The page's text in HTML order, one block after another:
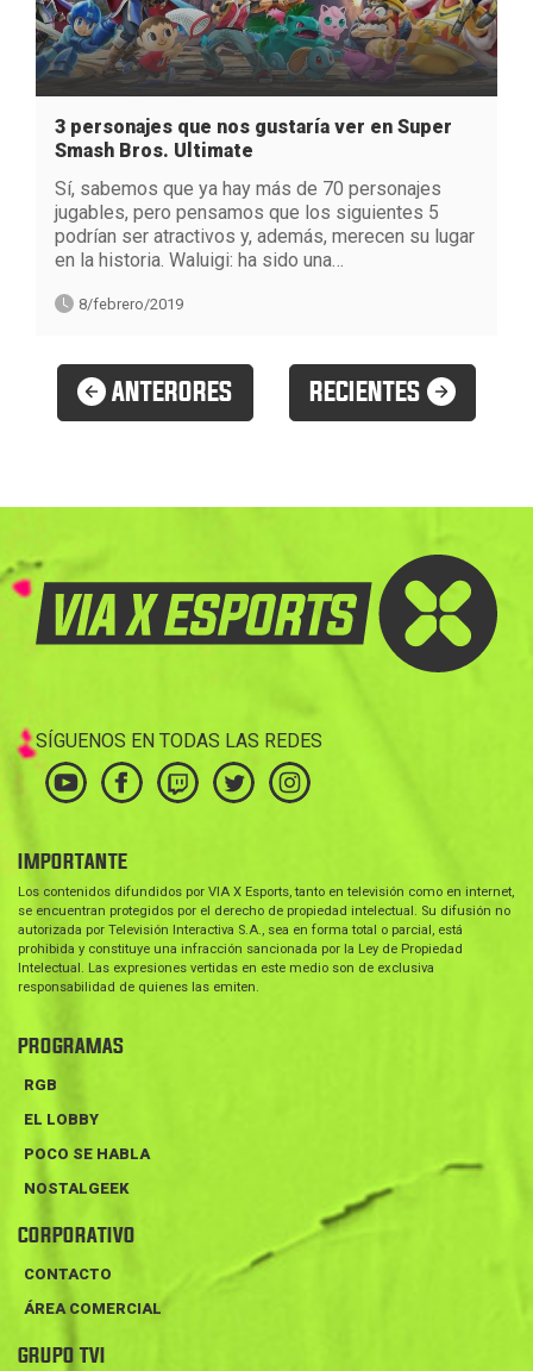
3 personajes que nos gustaría ver en Super
Smash Bros. Ultimate
Sí, sabemos que ya hay más de 70 personajes
jugables, pero pensamos que los siguientes 5
podrían ser atractivos y, además, merecen su lugar
en la historia. Waluigi: ha sido una…
8/febrero/2019
ANTERORES RECIENTES
SÍGUENOS EN TODAS LAS REDES
IMPORTANTE
Los contenidos difundidos por VIA X Esports, tanto en televisión como en internet,
se encuentran protegidos por el derecho de propiedad intelectual. Su difusión no
autorizada por Televisión Interactiva S.A., sea en forma total o parcial, está
prohibida y constituye una infracción sancionada por la Ley de Propiedad
Intelectual. Las expresiones vertidas en este medio son de exclusiva
responsabilidad de quienes las emiten.
PROGRAMAS
RGB
EL LOBBY
POCO SE HABLA
NOSTALGEEK
CORPORATIVO
CONTACTO
ÁREA COMERCIAL
GRUPO TVI